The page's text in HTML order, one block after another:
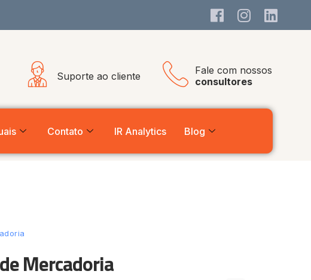
Suporte ao cliente
Fale com nossos
consultores
Contato IR Analytics Blog
Mercadoria